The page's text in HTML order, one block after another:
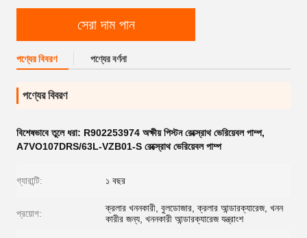
সেরা দাম পান
পণ্যের বিবরণ পণ্যের বর্ণনা
পণ্যের বিবরণ
বিশেষভাবে তুলে ধরা: R902253974 অক্ষীয় পিস্টন রেক্স্রোথ ভেরিয়েবল পাম্প,
A7VO107DRS/63L-VZB01-S রেক্স্রোথ ভেরিয়েবল পাম্প
গ্যারান্টি: ১ বছর
প্রয়োগ:
ক্রলার খননকারী, বুলডোজার, ক্রলার আন্ডারক্যারেজ, খনন
কারীর জন্য, খননকারী আন্ডারক্যারেজ যন্ত্রাংশ